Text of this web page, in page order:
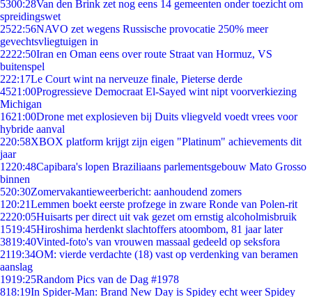
5300:28Van den Brink zet nog eens 14 gemeenten onder toezicht om
spreidingswet
2522:56NAVO zet wegens Russische provocatie 250% meer
gevechtsvliegtuigen in
2222:50Iran en Oman eens over route Straat van Hormuz, VS
buitenspel
222:17Le Court wint na nerveuze finale, Pieterse derde
4521:00Progressieve Democraat El-Sayed wint nipt voorverkiezing
Michigan
1621:00Drone met explosieven bij Duits vliegveld voedt vrees voor
hybride aanval
220:58XBOX platform krijgt zijn eigen "Platinum" achievements dit
jaar
1220:48Capibara's lopen Braziliaans parlementsgebouw Mato Grosso
binnen
520:30Zomervakantieweerbericht: aanhoudend zomers
1 20:21Lemmen boekt eerste profzege in zware Ronde van Polen-rit
2220:05Huisarts per direct uit vak gezet om ernstig alcoholmisbruik
1519:45Hiroshima herdenkt slachtoffers atoombom, 81 jaar later
3819:40Vinted-foto's van vrouwen massaal gedeeld op seksfora
2119:34OM: vierde verdachte (18) vast op verdenking van beramen
aanslag
1919:25Random Pics van de Dag #1978
818:19In Spider-Man: Brand New Day is Spidey echt weer Spidey